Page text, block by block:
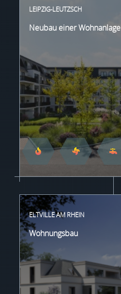
LEIPZIG-LEUTZSCH
Neubau einer Wohnanlage
ELTVILLE AM RHEIN
Wohnungsbau